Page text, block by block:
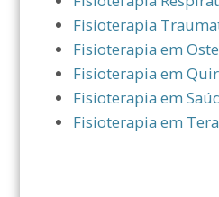
Fisioterapia
Fisioterapia em
Fisioterapia em
Fisioterapia em
Fisioterapia em